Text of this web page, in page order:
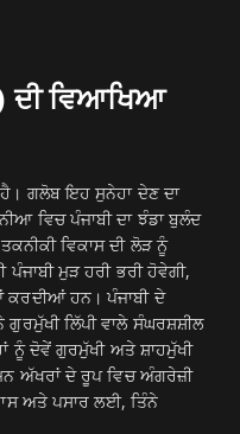
ਦੀ ਵਿਆਖਿਆ
ਹੈ। ਗਲੋਬ ਇਹ ਸੁਨੇਹਾ ਦੇਣ ਦਾ
ਵਿਚ ਪੰਜਾਬੀ ਦਾ ਝੰਡਾ ਬੁਲੰਦ
ਵਿਕਾਸ ਦੀ ਲੋੜ ਨੂੰ
ਪੰਜਾਬੀ ਮੁੜ ਹਰੀ ਭਰੀ ਹੋਵੇਗੀ,
ਕਰਦੀਆਂ ਹਨ। ਪੰਜਾਬੀ ਦੇ
ਲਿੱਪੀ ਵਾਲੇ ਸੰਘਰਸ਼ਸ਼ੀਲ
ਨੂੰ ਦੋਵੇਂ ਗੁਰਮੁੱਖੀ ਅਤੇ ਸ਼ਾਹਮੁੱਖੀ
ਅੱਖਰਾਂ ਦੇ ਰੂਪ ਵਿਚ ਅੰਗਰੇਜ਼ੀ
ਅਤੇ ਪਸਾਰ ਲਈ, ਤਿੰਨੇ